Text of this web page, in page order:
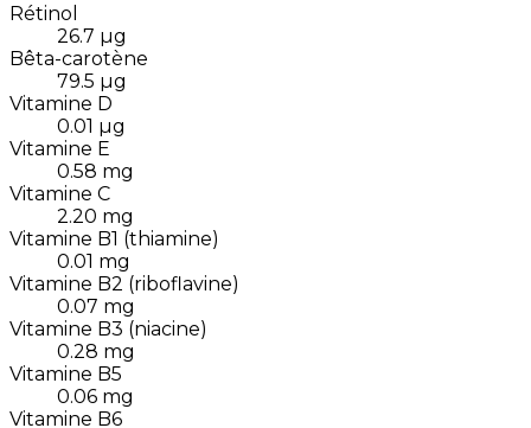
Rétinol
26.7 µg
Bêta-carotène
79.5 µg
Vitamine D
0.01 µg
Vitamine E
0.58 mg
Vitamine C
2.20 mg
Vitamine B1 (thiamine)
0.01 mg
Vitamine B2 (riboflavine)
0.07 mg
Vitamine B3 (niacine)
0.28 mg
Vitamine B5
0.06 mg
Vitamine B6